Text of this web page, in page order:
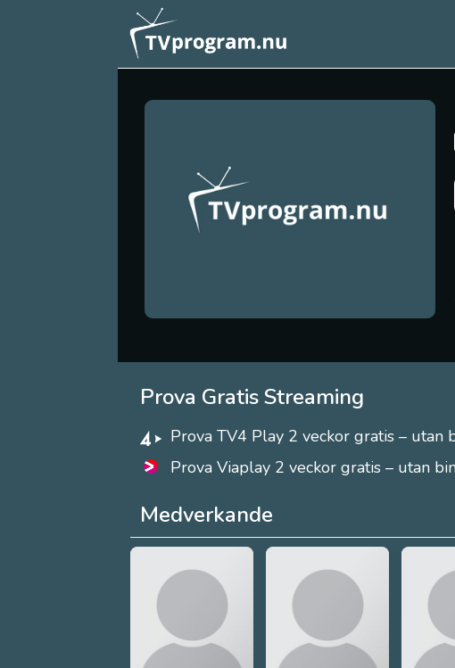
Prova Gratis Streaming
Prova TV4 Play 2 veckor gratis – utan
Prova Viaplay 2 veckor gratis – utan
Medverkande